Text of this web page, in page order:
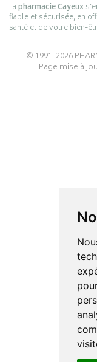
Lapharmacie Cayeux
fiable et sécurisée, en
santé et de votre bien-
© 1991-2026
Page mise à